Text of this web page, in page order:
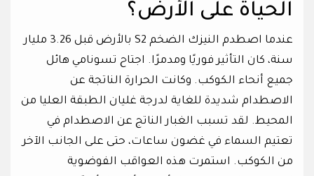
الحياة على الأرض؟
عندما اصطدم النيزك الضخم S2 بالأرض قبل 3.26 مليار
سنة، كان التأثير فوريًا ومدمرًا. اجتاح تسونامي هائل
جميع أنحاء الكوكب. وكانت الحرارة الناتجة عن
الاصطدام شديدة للغاية لدرجة غليان الطبقة العليا من
المحيط. لقد تسبب الغبار الناتج عن الاصطدام في
تعتيم السماء في غضون ساعات، حتى على الجانب الآخر
من الكوكب. استمرت هذه العواقب الفوضوية